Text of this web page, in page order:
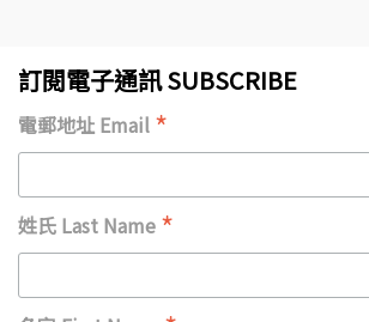
訂閱電子通訊 SUBSCRIBE
電郵地址 Email *
姓氏 Last Name *